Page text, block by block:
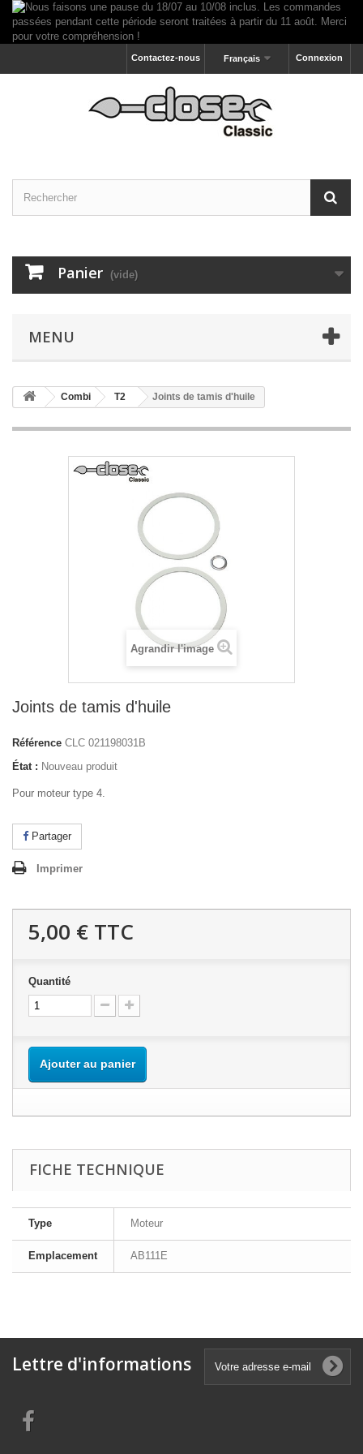
Connexion
Français
Contactez-nous
Panier (vide)
MENU
Combi T2 Joints de tamis d'huile
Agrandir l'image
Joints de tamis d'huile
Référence CLC 021198031B
État : Nouveau produit
Pour moteur type 4.
Partager
Imprimer
5,00 € TTC
Quantité
Ajouter au panier
FICHE TECHNIQUE
Type Moteur
Emplacement AB111E
Lettre d'informations